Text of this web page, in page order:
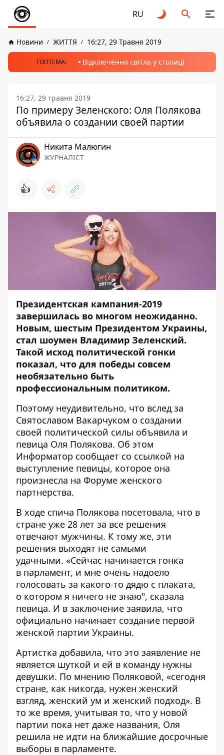
RU
Новини ЖИТТЯ 16:27, 29 Травня 2019
ТОПТЕМА: Відключення світла у столиці
16:27, 29 травня 2019
По примеру Зеленского: Оля Полякова
объявила о создании своей партии
Никита Малюгин
ЖУРНАЛІСТ
👍
Президентская кампания-2019
завершилась во многом неожиданно.
Новым, шестым Президентом Украины,
стал шоумен Владимир Зеленский.
Такой исход политической гонки
показал, что для победы совсем
необязательно быть
профессиональным политиком.
Поэтому неудивительно, что вслед за
Святославом Вакарчуком о создании
своей политической силы объявила и
певица Оля Полякова. Об этом
Информатор сообщает со ссылкой на
выступление певицы, которое она
произнесла на Форуме женского
партнерства.
В ходе спича Полякова посетовала, что в
стране уже 28 лет за все решения
отвечают мужчины. К тому же, эти
решения выходят не самыми
удачными. «Сейчас начинается гонка
в парламент, и мне очень надоело
голосовать за какого-то дядю с плаката,
о котором я ничего не знаю", сказала
певица. И в заключение заявила, что
официально начинает создание первой
женской партии Украины.
Артистка добавила, что это заявление не
является шуткой и ей в команду нужны
девушки. По мнению Поляковой, «сегодня
стране, как никогда, нужен женский
взгляд, женский ум и женский подход». В
то же время, учитывая то, что у новой
партии пока нет даже названия, Оля
решила не идти на ближайшие досрочные
выборы в парламенте.